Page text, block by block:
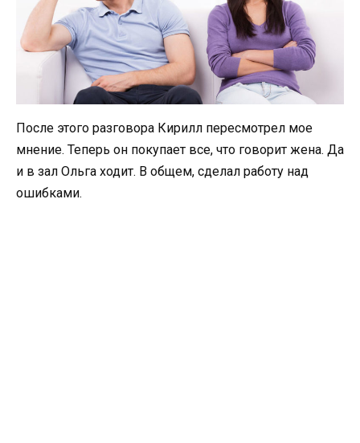
После этого разговора Кирилл пересмотрел мое
мнение. Теперь он покупает все, что говорит жена. Да
и в зал Ольга ходит. В общем, сделал работу над
ошибками.